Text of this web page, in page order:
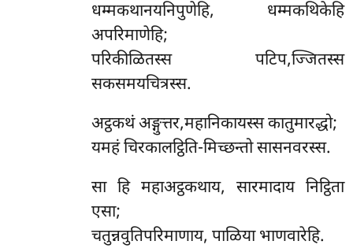
धम्मकथानयनिपुणेहि, धम्मकथिकेहि
अपरिमाणेहि;
परिकीळितस्स पटिप,ज्जितस्स
सकसमयचित्रस्स.
अट्ठकथं अङ्गुत्तर,महानिकायस्स कातुमारद्धो;
यमहं चिरकालट्ठिति-मिच्छन्तो सासनवरस्स.
सा हि महाअट्ठकथाय, सारमादाय निट्ठिता
एसा;
चतुन्नवुतिपरिमाणाय, पाळिया भाणवारेहि.